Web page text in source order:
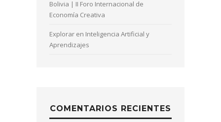
Bolivia | II Foro Internacional de
Economía Creativa
Explorar en Inteligencia Artificial y
Aprendizajes
COMENTARIOS RECIENTES